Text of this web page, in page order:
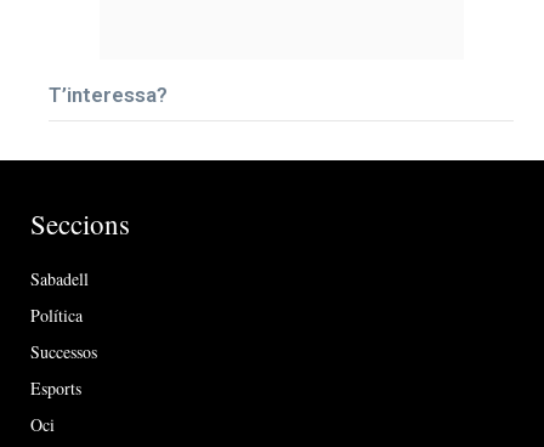
T’interessa?
Seccions
Sabadell
Política
Successos
Esports
Oci